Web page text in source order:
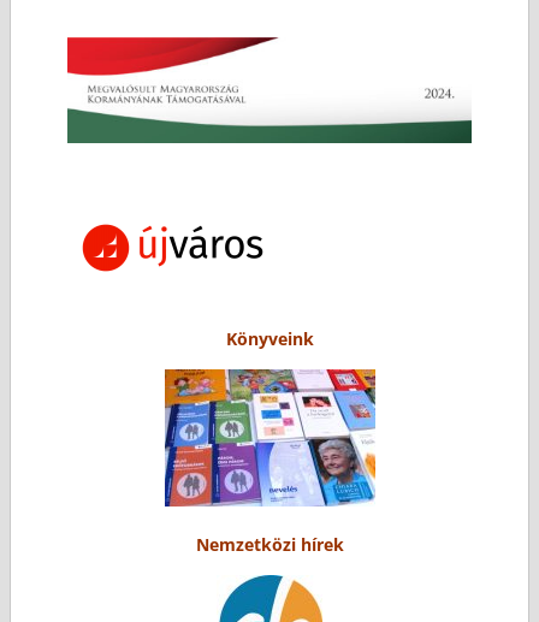
Könyveink
Nemzetközi hírek